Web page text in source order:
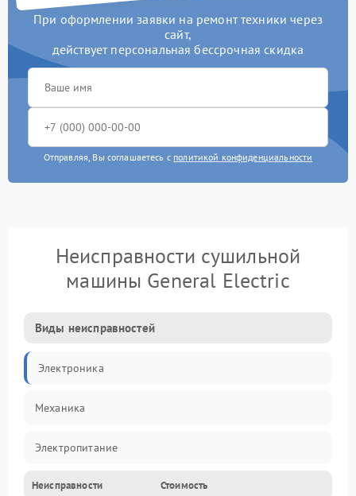
При оформлении заявки на ремонт техники через
сайт,
действует персональная бессрочная скидка
Отправляя, Вы соглашаетесь с политикой конфиденциальности
Неисправности сушильной
машины General Electric
Виды неисправностей
Электроника
Механика
Электропитание
Нагрев
Неисправности Стоимость